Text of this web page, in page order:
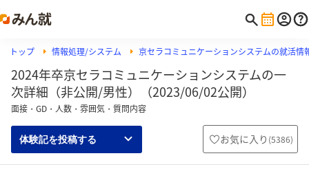
トップ 情報処理/システム 京セラコミュニケーションシステムの就活情
2024年卒京セラコミュニケーションシステムの一
次詳細（非公開/男性）（2023/06/02公開）
面接・GD・人数・雰囲気・質問内容
体験記を投稿する お気に入り (5386)